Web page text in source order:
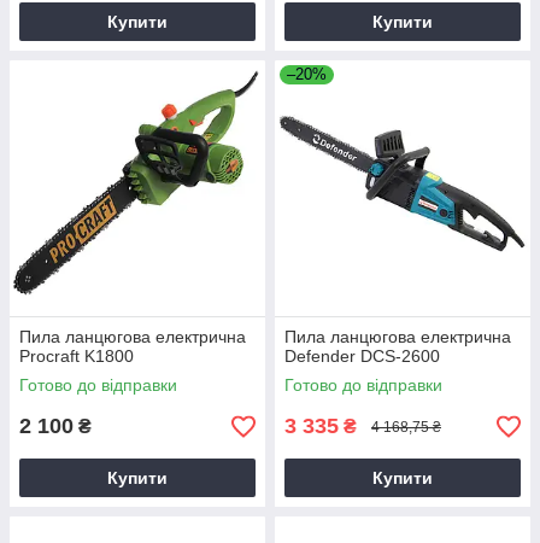
Купити Купити
Пила ланцюгова електрична
Procraft K1800
Готово до відправки
2 100 ₴
Купити
–20%
Пила ланцюгова електрична
Defender DCS-2600
Готово до відправки
3 335 ₴ 4 168,75 ₴
Купити